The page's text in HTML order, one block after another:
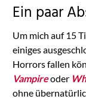
Ein paar
Um mich auf 15
einiges
Horrors fallen
Vampireoder
ohne